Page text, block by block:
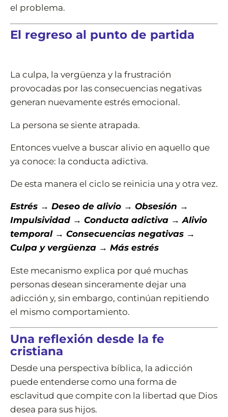
el problema.
El regreso al punto de partida
La culpa, la vergüenza y la frustración
provocadas por las consecuencias negativas
generan nuevamente estrés emocional.
La persona se siente atrapada.
Entonces vuelve a buscar alivio en aquello que
ya conoce: la conducta adictiva.
De esta manera el ciclo se reinicia una y otra vez.
Estrés → Deseo de alivio → Obsesión →
Impulsividad → Conducta adictiva → Alivio
temporal → Consecuencias negativas →
Culpa y vergüenza → Más estrés
Este mecanismo explica por qué muchas
personas desean sinceramente dejar una
adicción y, sin embargo, continúan repitiendo
el mismo comportamiento.
Una reflexión desde la fe
cristiana
Desde una perspectiva bíblica, la adicción
puede entenderse como una forma de
esclavitud que compite con la libertad que Dios
desea para sus hijos.